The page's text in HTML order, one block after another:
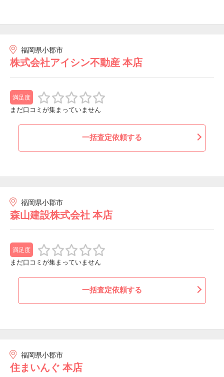
福岡県小郡市
株式会社アイシン不動産 本店
満足度
まだ口コミが集まっていません
一括査定依頼する
福岡県小郡市
森山建設株式会社 本店
満足度
まだ口コミが集まっていません
一括査定依頼する
福岡県小郡市
住まいんぐ 本店